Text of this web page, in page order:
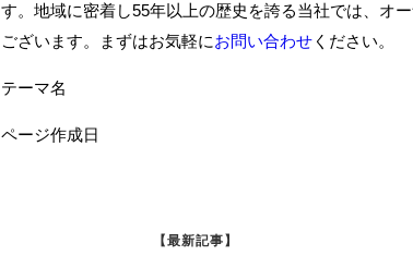
す。地域に密着し55年以上の歴史を誇る当社では、オ
ございます。まずはお気軽にお問い合わせ ください。
テーマ名
ページ作成日
【最新記事】